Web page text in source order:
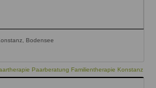
Bodensee
Paarberatung Familientherapie Konstanz